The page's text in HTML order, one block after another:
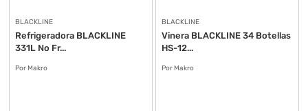
BLACKLINE
Refrigeradora BLACKLINE
331L No Fr...
Por Makro
BLACKLINE
Vinera BLACKLINE 34 Botellas
HS-12...
Por Makro